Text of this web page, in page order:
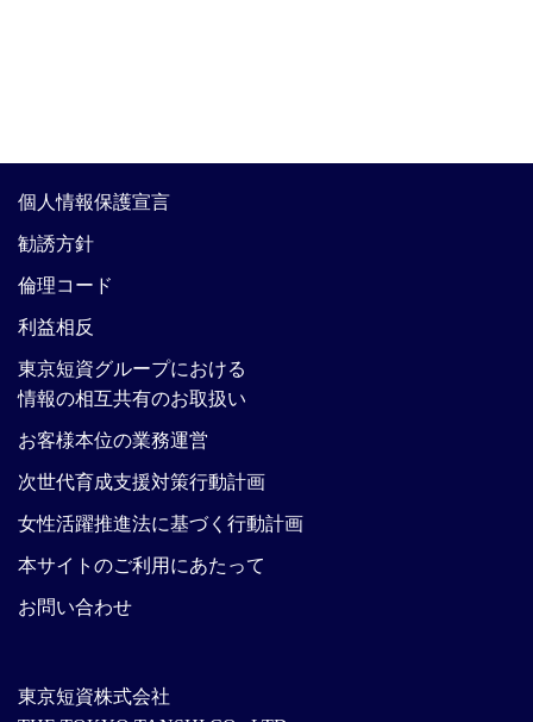
東京短資株式会社
個人情報保護宣言
勧誘方針
倫理コード
利益相反
東京短資グループにおける
情報の相互共有のお取扱い
お客様本位の業務運営
次世代育成支援対策行動計画
女性活躍推進法に基づく行動計画
本サイトのご利用にあたって
お問い合わせ